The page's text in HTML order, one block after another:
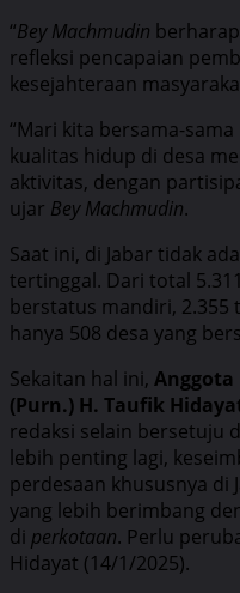
“Bey Machmudin berharap
refleksi pencapaian
kesejahteraan
“Mari kita bersama-
kualitas hidup di desa
aktivitas, dengan
ujar Bey Machmudin.
Saat ini, di Jabar tidak
tertinggal. Dari total
berstatus mandiri, 2.355
hanya 508 desa yang
Sekaitan hal ini, Anggota
(Purn.) H. Taufik
redaksi selain bersetuju
lebih penting lagi,
perdesaan khususnya di
yang lebih berimbang
di perkotaan. Perlu
Hidayat (14/1/2025).